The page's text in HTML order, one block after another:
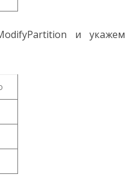
и укажем